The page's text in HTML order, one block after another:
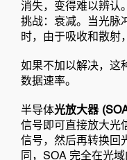
消失，变得难以辨认
挑战：衰减。当光脉
时，由于吸收和散射
如果不加以解决，这
数据速率。
半导体光放大器
信号即可直接放大光
信号，然后再转换回
同，SOA 完全在光